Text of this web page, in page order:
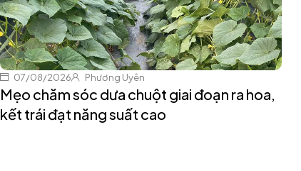
07/08/2026 Phương Uyên
Mẹo chăm sóc dưa chuột giai đoạn ra hoa,
kết trái đạt năng suất cao